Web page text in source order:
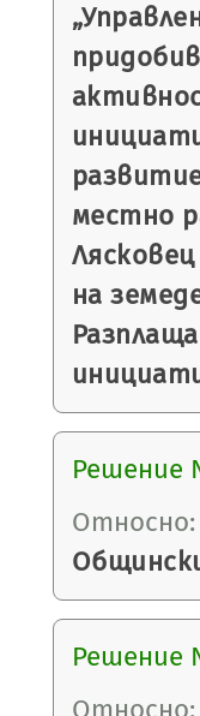
местно
на
Решение
Относно:
Решение
Относно: